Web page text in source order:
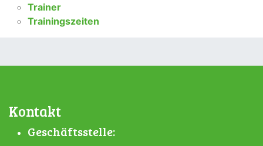
Trainer
Trainingszeiten
Kontakt
Geschäftsstelle: